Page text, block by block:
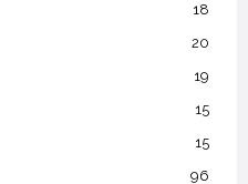
18
20
19
15
15
96